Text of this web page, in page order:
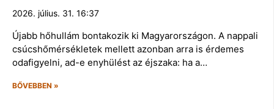
2026. július. 31. 16:37
Újabb hőhullám bontakozik ki Magyarországon. A nappali
csúcshőmérsékletek mellett azonban arra is érdemes
odafigyelni, ad-e enyhülést az éjszaka: ha a…
BŐVEBBEN »